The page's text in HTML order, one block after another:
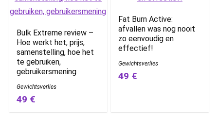
Bulk Extreme review –
Hoe werkt het, prijs,
samenstelling, hoe het
te gebruiken,
gebruikersmening
Gewichtsverlies
49 €
Fat Burn Active:
afvallen was nog nooit
zo eenvoudig en
effectief!
Gewichtsverlies
49 €